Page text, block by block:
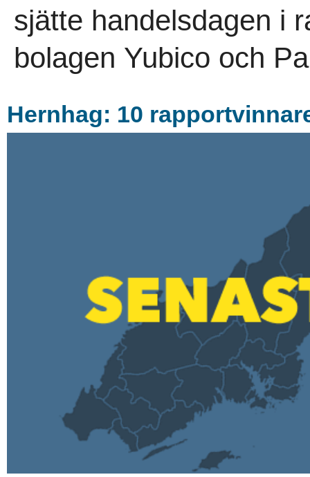
sjätte handelsdagen i
bolagen Yubico och
Hernhag: 10